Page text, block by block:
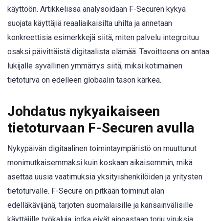
käyttöön. Artikkelissa analysoidaan F-Securen kykyä
suojata käyttäjiä reaaliaikaisilta uhilta ja annetaan
konkreettisia esimerkkejä siitä, miten palvelu integroituu
osaksi päivittäistä digitaalista elämää. Tavoitteena on antaa
lukijalle syvällinen ymmärrys siitä, miksi kotimainen
tietoturva on edelleen globaalin tason kärkeä.
Johdatus nykyaikaiseen
tietoturvaan F-Securen avulla
Nykypäivän digitaalinen toimintaympäristö on muuttunut
monimutkaisemmaksi kuin koskaan aikaisemmin, mikä
asettaa uusia vaatimuksia yksityishenkilöiden ja yritysten
tietoturvalle. F-Secure on pitkään toiminut alan
edelläkävijänä, tarjoten suomalaisille ja kansainvälisille